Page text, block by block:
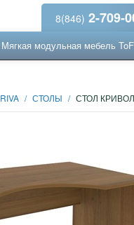
8(846) 2-709-
Мягкая модульная мебель
RIVA / СТОЛЫ / СТОЛ